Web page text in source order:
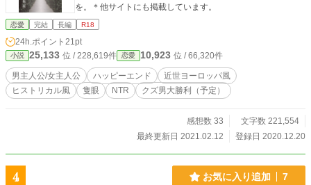
を。＊他サイトにも掲載しています。
恋愛 完結 長編 R18
24h.ポイント 21pt
小説 25,133 位 / 228,619件 恋愛 10,923 位 / 66,320件
男主人公/女主人公 ハッピーエンド
近世ヨーロッパ風
ヒストリカル風
隻眼 NTR クズ男大勝利（予定）
感想数 33
文字数 221,554
最終更新日 2021.02.12
登録日 2020.12.20
4 お気に入り追加 7